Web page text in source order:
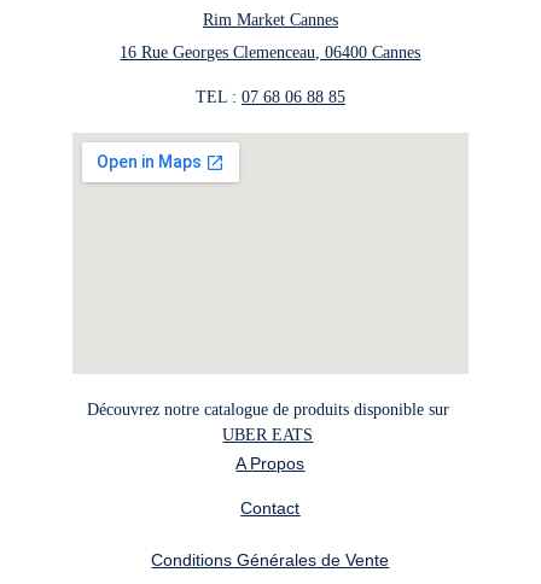
Contact
A Propos
Conditions Générales de Vente
Découvrez notre catalogue de produits disponible sur
UBER EATS
Rim Market Cannes
16 Rue Georges Clemenceau, 06400 Cannes
TEL : 07 68 06 88 85